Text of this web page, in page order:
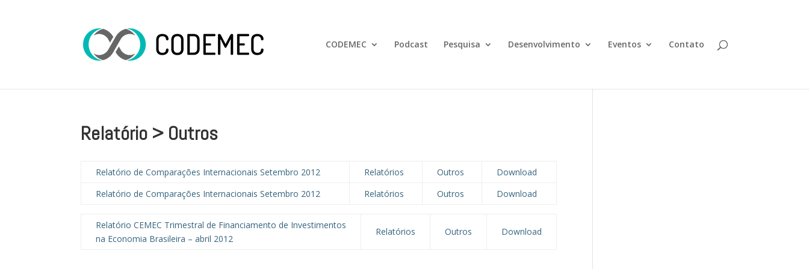
CODEMEC Podcast Pesquisa Desenvolvimento Eventos Contato
Relatório > Outros
Relatório de Comparações Internacionais Setembro 2012 Relatórios Outros
Download
Relatório de Comparações Internacionais Setembro 2012
Relatórios Outros Download
Relatório CEMEC Trimestral de Financiamento de Investimentos
na Economia Brasileira – abril 2012
Relatórios Outros Download